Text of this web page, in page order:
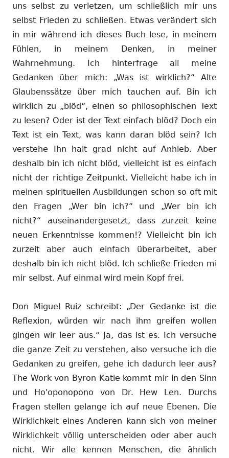
uns selbst zu verletzen, um schließlich mir uns
selbst Frieden zu schließen. Etwas verändert sich
in mir während ich dieses Buch lese, in meinem
Fühlen, in meinem Denken, in meiner
Wahrnehmung. Ich hinterfrage all meine
Gedanken über mich: „Was ist wirklich?“ Alte
Glaubenssätze über mich tauchen auf. Bin ich
wirklich zu „blöd“, einen so philosophischen Text
zu lesen? Oder ist der Text einfach blöd? Doch ein
Text ist ein Text, was kann daran blöd sein? Ich
verstehe Ihn halt grad nicht auf Anhieb. Aber
deshalb bin ich nicht blöd, vielleicht ist es einfach
nicht der richtige Zeitpunkt. Vielleicht habe ich in
meinen spirituellen Ausbildungen schon so oft mit
den Fragen „Wer bin ich?“ und „Wer bin ich
nicht?“ auseinandergesetzt, dass zurzeit keine
neuen Erkenntnisse kommen!? Vielleicht bin ich
zurzeit aber auch einfach überarbeitet, aber
deshalb bin ich nicht blöd. Ich schließe Frieden mi
mir selbst. Auf einmal wird mein Kopf frei.
Don Miguel Ruiz schreibt: „Der Gedanke ist die
Reflexion, würden wir nach ihm greifen wollen
gingen wir leer aus.“ Ja, das ist es. Ich versuche
die ganze Zeit zu verstehen, also versuche ich die
Gedanken zu greifen, gehe ich dadurch leer aus?
The Work von Byron Katie kommt mir in den Sinn
und Ho'oponopono von Dr. Hew Len. Durchs
Fragen stellen gelange ich auf neue Ebenen. Die
Wirklichkeit eines Anderen kann sich von meiner
Wirklichkeit völlig unterscheiden oder aber auch
nicht. Wir alle kennen Menschen, die ähnlich